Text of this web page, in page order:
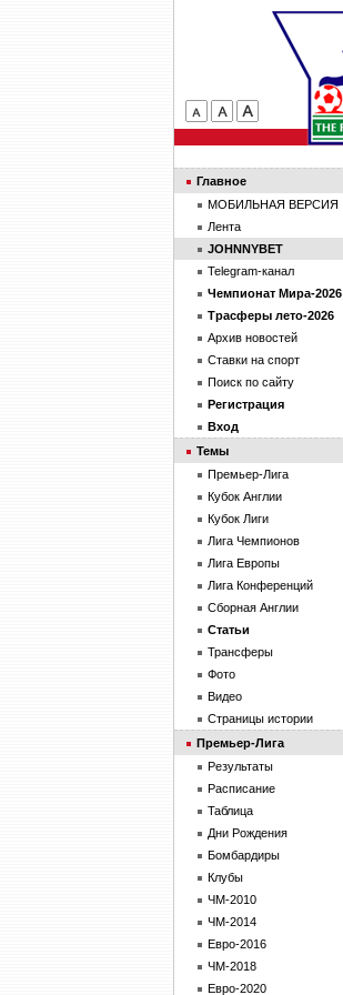
Главное
МОБИЛЬНАЯ ВЕРСИЯ
Лента
JOHNNYBET
Telegram-канал
Чемпионат Мира-2026
Трасферы лето-2026
Архив новостей
Ставки на спорт
Поиск по сайту
Регистрация
Вход
Темы
Премьер-Лига
Кубок Англии
Кубок Лиги
Лига Чемпионов
Лига Европы
Лига Конференций
Сборная Англии
Статьи
Трансферы
Фото
Видео
Страницы истории
Премьер-Лига
Результаты
Расписание
Таблица
Дни Рождения
Бомбардиры
Клубы
ЧМ-2010
ЧМ-2014
Евро-2016
ЧМ-2018
Евро-2020